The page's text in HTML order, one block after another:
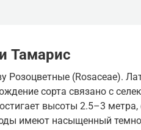
Тамарис
Розоцветные (Rosaceae).
сорта связано с
высоты 2.5–3 метра,
имеют насыщенный